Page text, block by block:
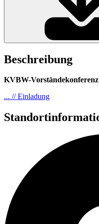
Beschreibung
KVBW-Vorständekonferenz
... // Einladung